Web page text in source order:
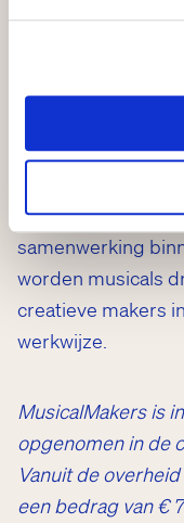
Daarnaast zet
evenementen als
Nederlands
gesprekspartner
theaters wil de
samenwerking
worden musicals
creatieve makers
werkwijze.
MusicalMakers is
opgenomen in de
Vanuit de
een bedrag van €